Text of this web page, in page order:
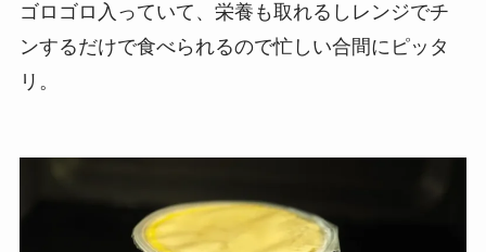
ゴロゴロ入っていて、栄養も取れるしレンジでチ
ンするだけで食べられるので忙しい合間にピッタ
リ。